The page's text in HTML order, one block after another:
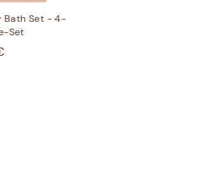
Bath Set - 4-
Set